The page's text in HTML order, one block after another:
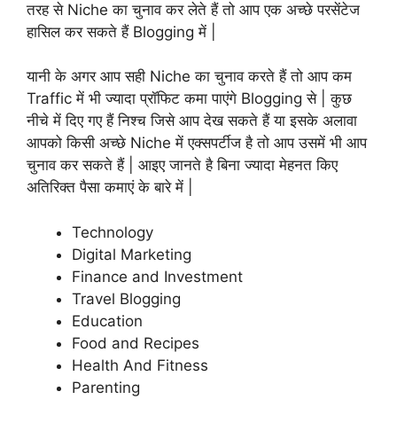
तरह से Niche का चुनाव कर लेते हैं तो आप एक अच्छे परसेंटेज
हासिल कर सकते हैं Blogging में |
यानी के अगर आप सही Niche का चुनाव करते हैं तो आप कम
Traffic में भी ज्यादा प्रॉफिट कमा पाएंगे Blogging से | कुछ
नीचे में दिए गए हैं निश्च जिसे आप देख सकते हैं या इसके अलावा
आपको किसी अच्छे Niche में एक्सपर्टीज है तो आप उसमें भी आप
चुनाव कर सकते हैं | आइए जानते है बिना ज्यादा मेहनत किए
अतिरिक्त पैसा कमाएं के बारे में |
Technology
Digital Marketing
Finance and Investment
Travel Blogging
Education
Food and Recipes
Health And Fitness
Parenting